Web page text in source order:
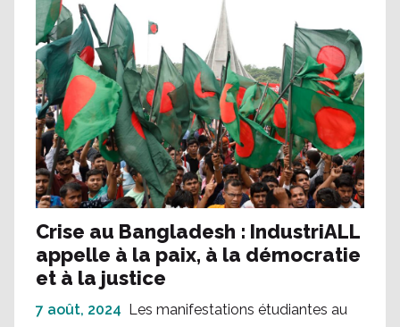
Crise au Bangladesh : IndustriALL
appelle à la paix, à la démocratie
et à la justice
7 août, 2024
Les manifestations étudiantes au